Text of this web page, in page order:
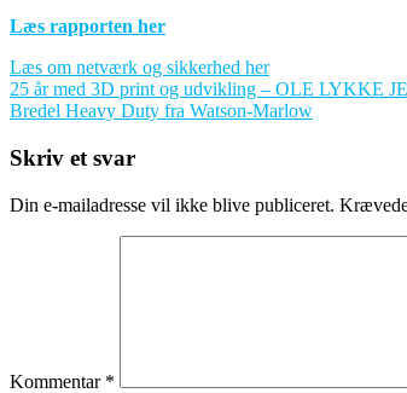
Læs rapporten her
Læs om netværk og sikkerhed her
Indlægsnavigation
25 år med 3D print og udvikling – OLE LYKKE
Bredel Heavy Duty fra Watson-Marlow
Skriv et svar
Din e-mailadresse vil ikke blive publiceret.
Kommentar *